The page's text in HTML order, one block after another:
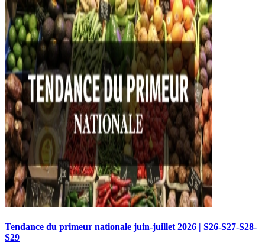
Tendance du primeur nationale juin-juillet 2026 | S26-S27-S28-
S29